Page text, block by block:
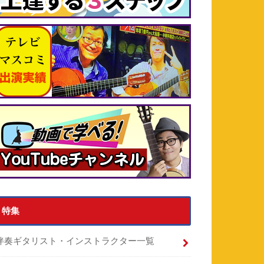
特集
奏ギタリスト・インストラクター一覧